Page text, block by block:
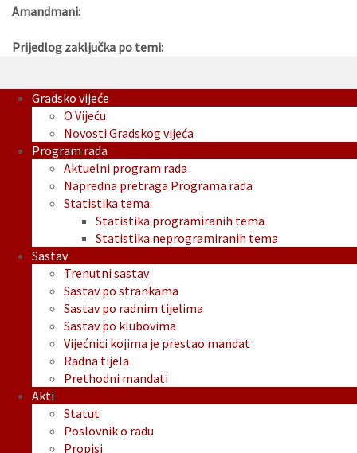
Amandmani:
Prijedlog zaključka po temi:
Gradsko vijeće
O Vijeću
Novosti Gradskog vijeća
Program rada
Aktuelni program rada
Napredna pretraga Programa rada
Statistika tema
Statistika programiranih tema
Statistika neprogramiranih tema
Sastav
Trenutni sastav
Sastav po strankama
Sastav po radnim tijelima
Sastav po klubovima
Vijećnici kojima je prestao mandat
Radna tijela
Prethodni mandati
Akti
Statut
Poslovnik o radu
Propisi